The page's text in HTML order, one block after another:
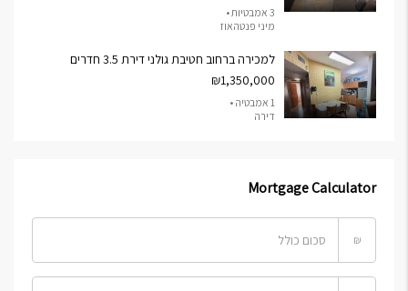
3 אמבטיות •
מיני פנטהאוז
למכירה ברחוב חטיבת גולני דירת 3.5 חדרים
₪1,350,000
1 אמבטיה •
דירה
Mortgage Calculator
₪